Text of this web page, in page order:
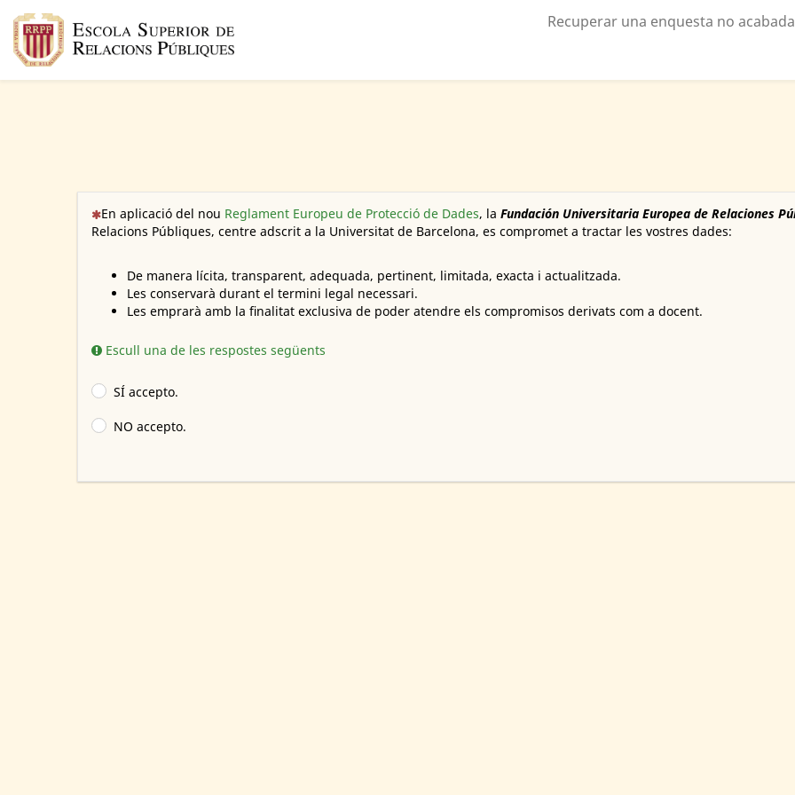
Recuperar una enquesta no acabada
(Aquesta pregunta és obligatòria)
En aplicació del nou Reglament Europeu de Protecció de Dades, la Fundación Universitaria Europea de Relaciones
Relacions Públiques, centre adscrit a la Universitat de Barcelona, es compromet a tractar les vostres dades:
De manera lícita, transparent, adequada, pertinent, limitada, exacta i actualitzada.
Les conservarà durant el termini legal necessari.
Les emprarà amb la finalitat exclusiva de poder atendre els compromisos derivats com a docent.
Escull una de les respostes següents
SÍ accepto.
NO accepto.